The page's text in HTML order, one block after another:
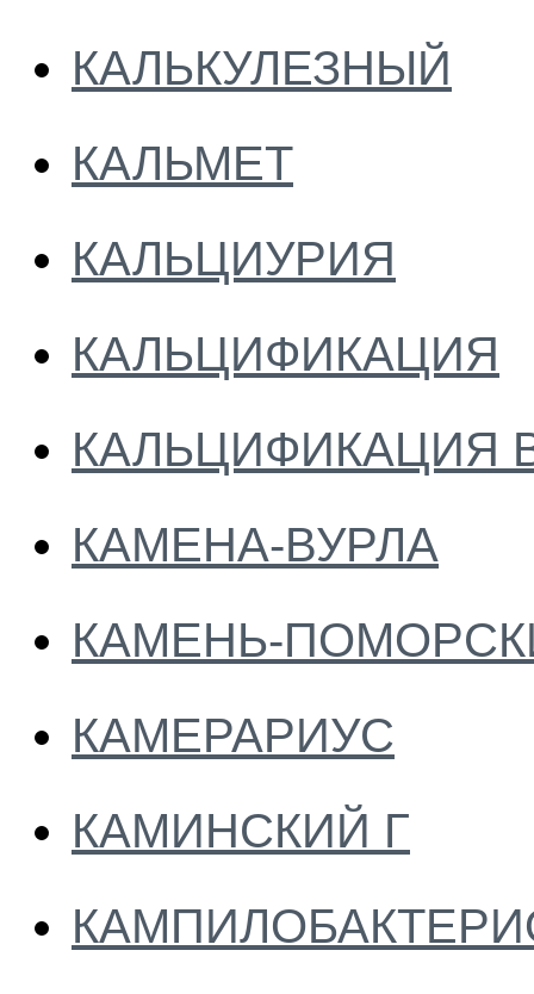
КАЛЬКУЛЕЗНЫЙ
КАЛЬМЕТ
КАЛЬЦИУРИЯ
КАЛЬЦИФИКАЦИЯ
КАЛЬЦИФИКАЦИЯ
КАМЕНА-ВУРЛА
КАМЕНЬ-
КАМЕРАРИУС
КАМИНСКИЙ Г